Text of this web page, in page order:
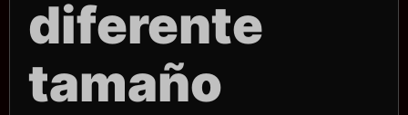
diferente
tamaño